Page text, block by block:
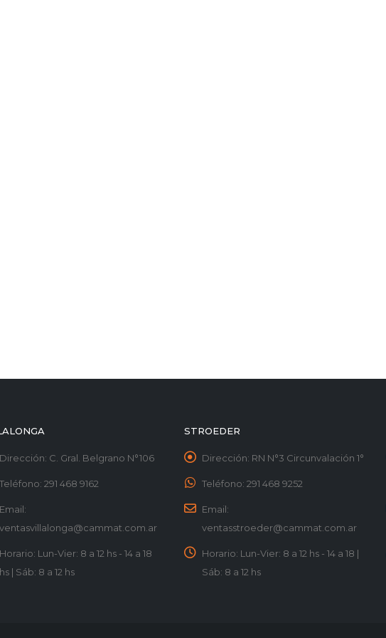
Dirección: C. Gral. Belgrano N°106
Teléfono: 291 468 9162
Email:
ventasvillalonga@cammat.com.ar
Horario: Lun-Vier: 8 a 12 hs - 14 a 18
hs | Sáb: 8 a 12 hs
STROEDER
Dirección: RN N°3 Circunvalación 1°
Teléfono: 291 468 9252
Email:
ventasstroeder@cammat.com.ar
Horario: Lun-Vier: 8 a 12 hs - 14 a 18 |
Sáb: 8 a 12 hs